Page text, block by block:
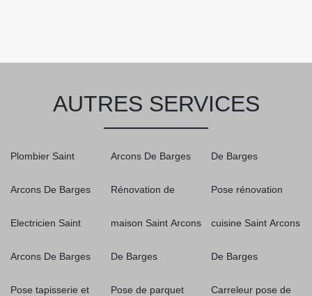
AUTRES SERVICES
Plombier Saint
Arcons De Barges
Electricien Saint
Arcons De Barges
Pose tapisserie et
Arcons De Barges
Rénovation de
maison Saint Arcons
De Barges
Pose de parquet
De Barges
Pose rénovation
cuisine Saint Arcons
De Barges
Carreleur pose de